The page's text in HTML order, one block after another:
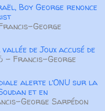
Boy George renonce
George
de Joux accusé de
- Francis-George
alerte l’ONU sur la
et en
George Sarpédon